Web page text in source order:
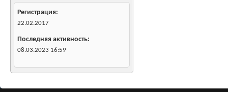
Регистрация
22.02.2017
Последняя активность
08.03.2023 16:59